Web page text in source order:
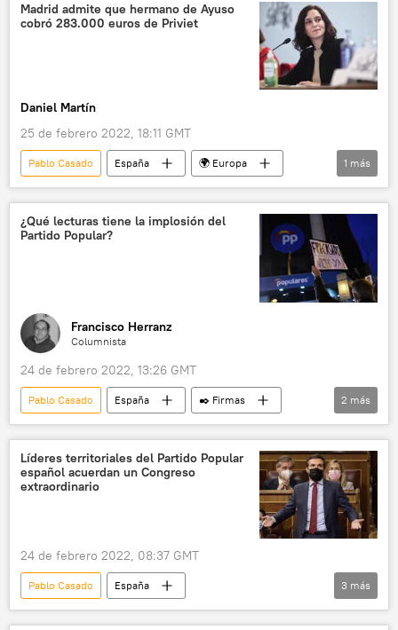
Madrid admite que hermano de Ayuso
cobró 283.000 euros de Priviet
Daniel Martín
25 de febrero 2022, 18:11 GMT
Pablo Casado España
🌍 Europa
La Comunidad de Madrid
1 más
¿Qué lecturas tiene la implosión del
Partido Popular?
Francisco Herranz
Columnista
24 de febrero 2022, 13:26 GMT
Pablo Casado España
✒️ Firmas
Partido Popular de España
Crisis en el Partido Popular español
2 más
Líderes territoriales del Partido Popular
español acuerdan un Congreso
extraordinario
24 de febrero 2022, 08:37 GMT
Pablo Casado
España
Partido Popular de España
Isabel Díaz Ayuso
3 más